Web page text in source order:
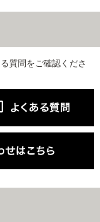
質問をご確認くださ